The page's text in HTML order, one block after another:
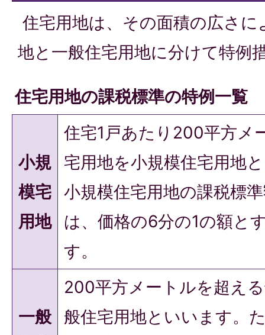
住宅用地は、その面積の広さ
地と一般住宅用地に分けて特例
住宅用地の課税標準の特例一覧
小規
模宅
用地
住宅1戸あたり200平方メ
宅用地を小規模住宅用地
小規模住宅用地の課税標
は、価格の6分の1の額と
す。
一般
200平方メートルを超え
般住宅用地といいます。